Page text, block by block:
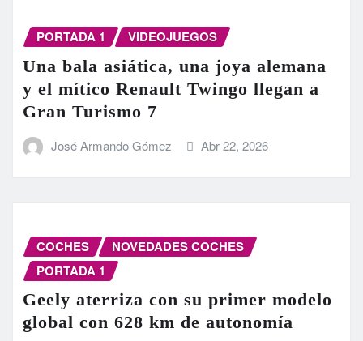
PORTADA 1 VIDEOJUEGOS
Una bala asiática, una joya alemana
y el mítico Renault Twingo llegan a
Gran Turismo 7
José Armando Gómez Abr 22, 2026
COCHES
NOVEDADES COCHES
PORTADA 1
Geely aterriza con su primer modelo
global con 628 km de autonomía